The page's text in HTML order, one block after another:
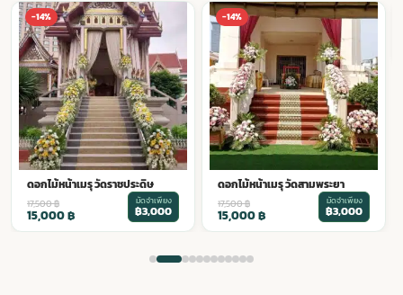
-14%
ดอกไม้หน้าเมรุ วัดสามพระยา
17,500฿
15,000฿
มัดจำเพียง
฿3,000
-14%
ดอกไม้หน้าเมรุ วัดสุนทรธรรม
18,500฿
16,000฿
มัดจำเพียง
฿3,200